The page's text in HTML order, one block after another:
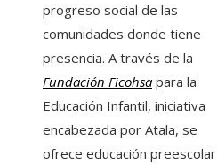
progreso social de las
comunidades donde tiene
presencia. A través de la
Fundación Ficohsa para la
Educación Infantil, iniciativa
encabezada por Atala, se
ofrece educación preescolar